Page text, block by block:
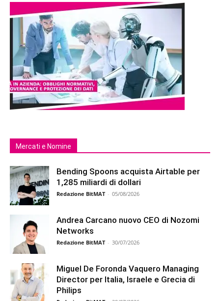
Mercati e Nomine
Bending Spoons acquista Airtable per
1,285 miliardi di dollari
Redazione BitMAT - 05/08/2026
Andrea Carcano nuovo CEO di Nozomi
Networks
Redazione BitMAT - 30/07/2026
Miguel De Foronda Vaquero Managing
Director per Italia, Israele e Grecia di
Philips